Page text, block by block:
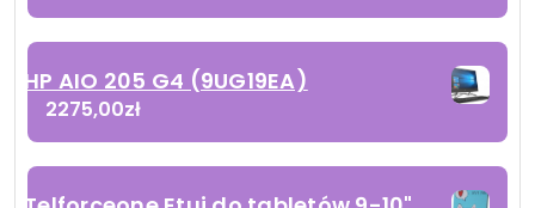
HP AIO 205 G4 (9UG19EA)
2275,00zł